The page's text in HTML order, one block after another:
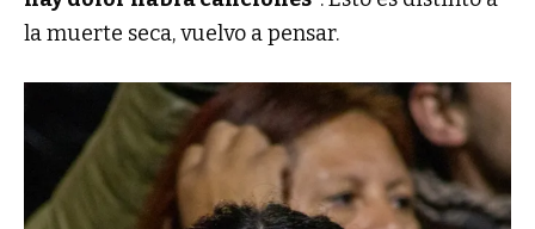
la muerte seca, vuelvo a pensar.